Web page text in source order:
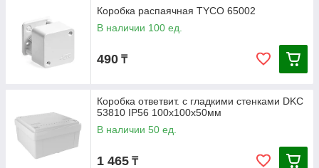
Коробка распаячная TYCO 65002
В наличии 100 ед.
490 ₸
Коробка ответвит. с гладкими стенками DKC
53810 IP56 100х100х50мм
В наличии 50 ед.
1 465 ₸